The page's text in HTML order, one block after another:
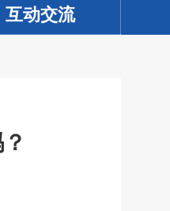
互动交流
互动交流